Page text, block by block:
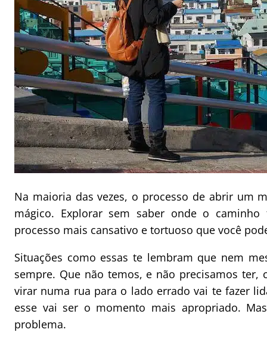
Na maioria das vezes, o processo de abrir um
mágico. Explorar sem saber onde o
processo mais cansativo e tortuoso que você
Situações como essas te lembram que nem
sempre. Que não temos, e não precisamos
virar numa rua para o lado errado vai te fazer
esse vai ser o momento mais apropriado.
problema.